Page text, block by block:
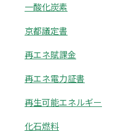
一酸化炭素
京都議定書
再エネ賦課金
再エネ電力証書
再生可能エネルギー
化石燃料